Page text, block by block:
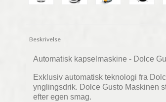
Beskrivelse
Automatisk kapselmaskine - Dolce
Exklusiv automatisk teknologi fra
ynglingsdrik. Dolce Gusto Maskinen
efter egen smag.